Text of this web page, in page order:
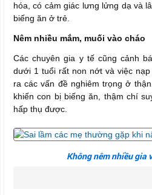
hóa, có cảm giác lưng lửng dạ và
biếng ăn ở trẻ.
Nêm nhiều mắm, muối vào cháo
Các chuyên gia y tế cũng cảnh
dưới 1 tuổi rất non nớt và việc
ra các vấn đề nghiêm trọng ở
khiến con bị biếng ăn, thậm chí
hấp thụ được.
Không nêm nhiều gia